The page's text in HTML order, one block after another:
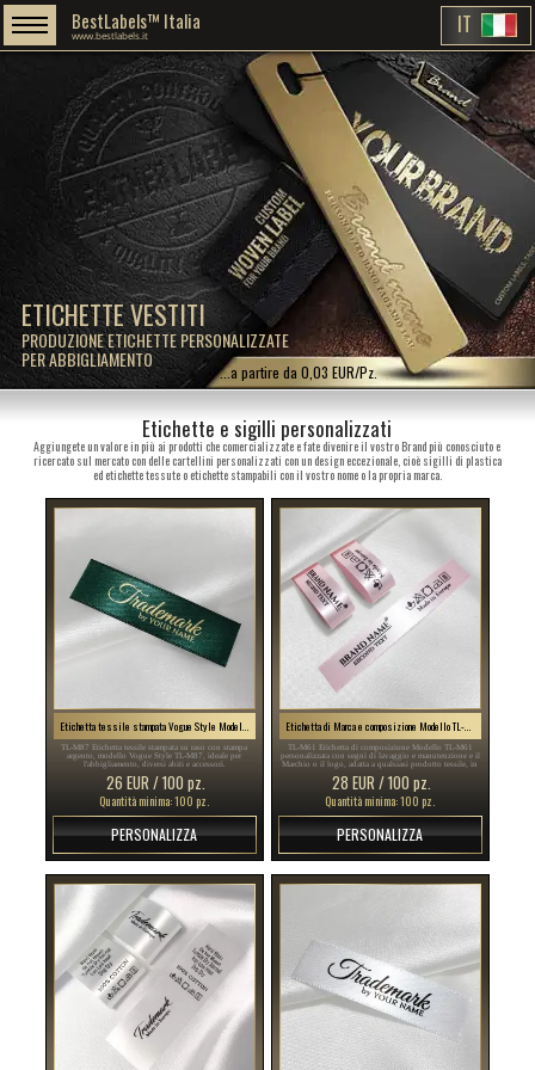
ETICHETTE VESTITI
PRODUZIONE ETICHETTE PERSONALIZZATE
PER ABBIGLIAMENTO
BestLabels™ Italia
www.bestlabels.it IT
...a partire da 0,03 EUR/Pz.
Etichette e sigilli personalizzati
Aggiungete un valore in più ai prodotti che comercializzate e fate divenire il vostro Brand più conosciuto e
ricercato sul mercato con delle cartellini personalizzati con un design eccezionale, cioè sigilli di plastica
ed etichette tessute o etichette stampabili con il vostro nome o la propria marca.
TL-M87 Etichetta tessile stampata su raso con stampa
argento, modello Vogue Style TL-M87, ideale per
l'abbigliamento, diversi abiti e accessori.
26 EUR / 100 pz.
Quantità minima: 100 pz.
PERSONALIZZA
TL-M61 Etichetta di composizione Modello TL-M61
personalizzata con segni di lavaggio e manutenzione e il
Marchio o il logo, adatta a qualsiasi prodotto tessile, in
particolare gli articoli di abbigliamento.
28 EUR / 100 pz.
Quantità minima: 100 pz.
PERSONALIZZA